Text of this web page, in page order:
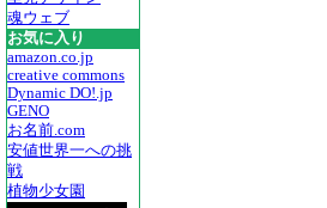
魂ウェブ
お気に入り
amazon.co.jp
creative commons
Dynamic DO!.jp
GENO
お名前.com
安値世界一への挑
戦
植物少女園